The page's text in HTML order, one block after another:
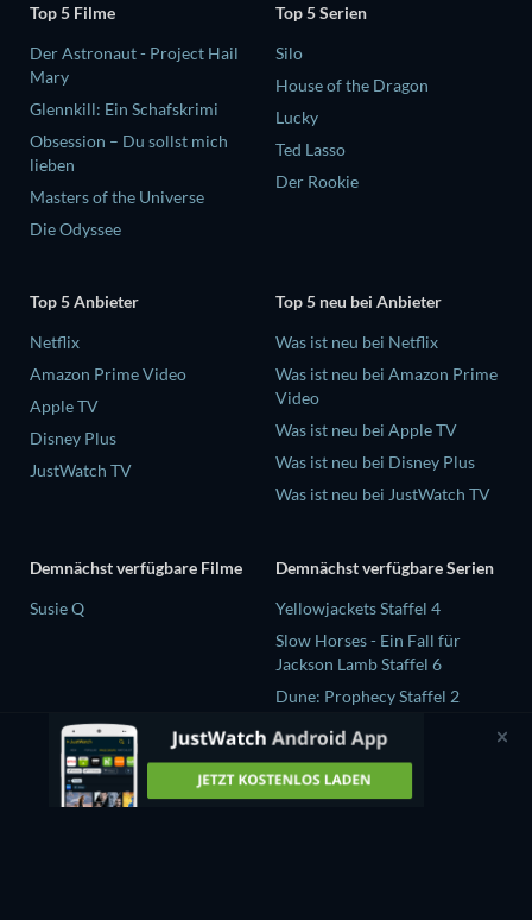
Top 5 Filme
Der Astronaut - Project Hail
Mary
Glennkill: Ein Schafskrimi
Obsession – Du sollst mich
lieben
Masters of the Universe
Die Odyssee
Top 5 Serien
Silo
House of the Dragon
Lucky
Ted Lasso
Der Rookie
Top 5 Anbieter
Netflix
Amazon Prime Video
Apple TV
Disney Plus
JustWatch TV
Top 5 neu bei Anbieter
Was ist neu bei Netflix
Was ist neu bei Amazon Prime
Video
Was ist neu bei Apple TV
Was ist neu bei Disney Plus
Was ist neu bei JustWatch TV
Demnächst verfügbare Filme
Susie Q
Demnächst verfügbare Serien
Yellowjackets Staffel 4
Slow Horses - Ein Fall für
Jackson Lamb Staffel 6
Dune: Prophecy Staffel 2
The Gentlemen Staffel 2
Love Is Blind: UK Staffel 3